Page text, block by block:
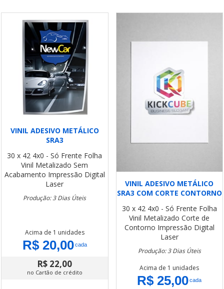
VINIL ADESIVO METÁLICO
SRA3
30 x 42 4x0 - Só Frente Folha
Vinil Metalizado Sem
Acabamento Impressão Digital
Laser
Produção: 3 Dias Úteis
Acima de 1 unidades
R$ 20,00cada
R$ 22,00
no Cartão de crédito
VINIL ADESIVO METÁLICO
SRA3 COM CORTE CONTORNO
30 x 42 4x0 - Só Frente Folha
Vinil Metalizado Corte de
Contorno Impressão Digital
Laser
Produção: 3 Dias Úteis
Acima de 1 unidades
R$ 25,00cada